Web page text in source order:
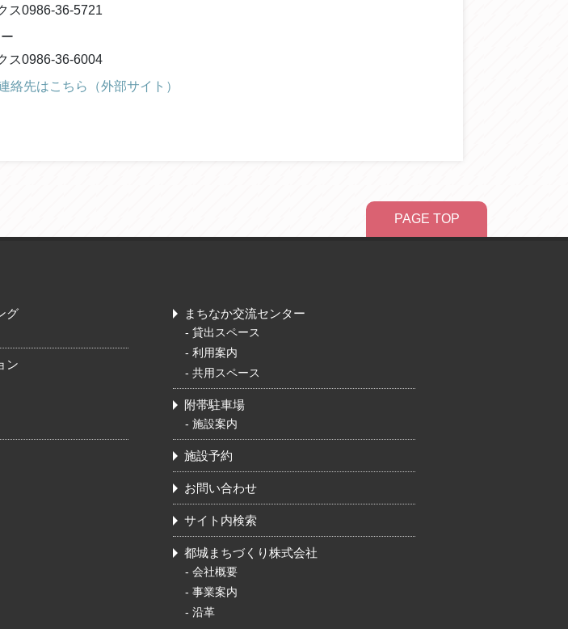
ス0986-36-5721
ス0986-36-6004
絡先はこちら（外部サイト）
PAGE TOP
グ
ン
まちなか交流センター
- 貸出スペース
- 利用案内
- 共用スペース
附帯駐車場
- 施設案内
施設予約
お問い合わせ
サイト内検索
都城まちづくり株式会社
- 会社概要
- 事業案内
- 沿革